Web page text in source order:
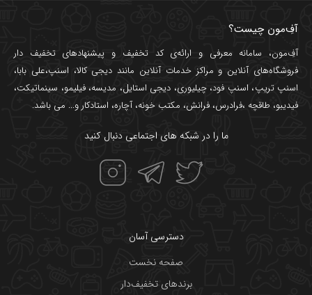
آفِ‌مون چیست؟
آفِ‌مون، سامانه معرفی و ارائه‌یکد تخفیف و پیشنهادهای تخفیف دار
فروشگاه‌های آنلاین و مراکز خدمات آنلاین مانند دیجی کالا، اسنپ،علی بابا،
اسنپ تریپ، اسنپ فود،چیلیوری، دیجی استایل، مدیسه،فیلیمو، سینماتیکت،
فیدیبو، طاقچه ،فرادرس، فرانش، مکتب خونه،آچاره، استادکار و... می باشد.
ما را در شبکه های اجتماعی دنبال کنید
دسترسی آسان
صفحه نخست
برندهای تخفیف‌دار